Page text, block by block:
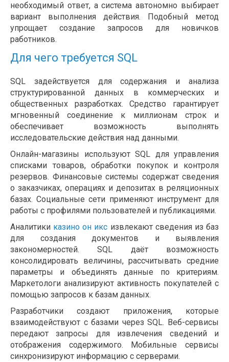
необходимый ответ, а система автономно выбирает
вариант выполнения действия. Подобный метод
упрощает создание запросов для новичков
работников.
Для чего требуется SQL
SQL задействуется для содержания и анализа
структурированной данных в коммерческих и
общественных разработках. Средство гарантирует
мгновенный соединение к миллионам строк и
обеспечивает возможность выполнять
исследовательские действия над данными.
Онлайн-магазины используют SQL для управления
списками товаров, обработки покупок и контроля
резервов. Финансовые системы содержат сведения
о заказчиках, операциях и депозитах в реляционных
базах. Социальные сети применяют инструмент для
работы с профилями пользователей и публикациями.
Аналитики казино он икс извлекают сведения из баз
для создания документов и выявления
закономерностей. SQL даёт возможность
консолидировать величины, рассчитывать средние
параметры и объединять данные по критериям.
Маркетологи анализируют активность покупателей с
помощью запросов к базам данных.
Разработчики создают приложения, которые
взаимодействуют с базами через SQL. Веб-сервисы
передают запросы для извлечения сведений и
отображения содержимого. Мобильные сервисы
синхронизируют информацию с серверами.